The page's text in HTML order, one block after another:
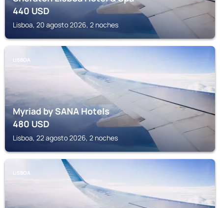
440USD
Lisboa, 20 agosto 2026, 2 noches
LISBOA
Myriad by SANA Hotels
480USD
Lisboa, 22 agosto 2026, 2 noches
LISBOA